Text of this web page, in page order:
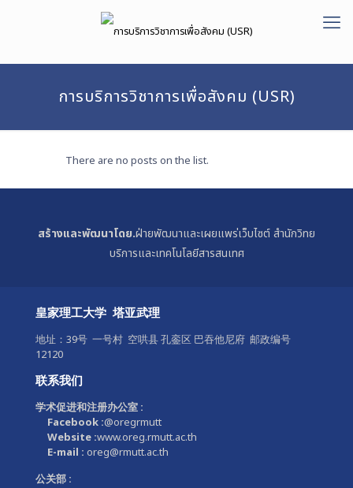
การบริการวิชาการเพื่อสังคม (USR)
There are no posts on the list.
สร้างและพัฒนาโดย.ฝ่ายพัฒนาและเผยแพร่เว็บไซต์ สำนักวิทย
บริการและเทคโนโลยีสารสนเทศ
皇家理工大学 塔亚武理
地址：39号 一号村 空哄县 孔銮区 巴吞他尼府 邮政编号
12120
联系我们
学术促进和注册办公室 :
Facebook :@oregrmutt
Website :www.oreg.rmutt.ac.th
E-mail : oreg@rmutt.ac.th
公关部 :